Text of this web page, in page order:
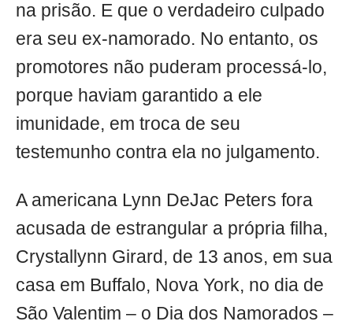
na prisão. E que o verdadeiro culpado
era seu ex-namorado. No entanto, os
promotores não puderam processá-lo,
porque haviam garantido a ele
imunidade, em troca de seu
testemunho contra ela no julgamento.
A americana Lynn DeJac Peters fora
acusada de estrangular a própria filha,
Crystallynn Girard, de 13 anos, em sua
casa em Buffalo, Nova York, no dia de
São Valentim – o Dia dos Namorados –